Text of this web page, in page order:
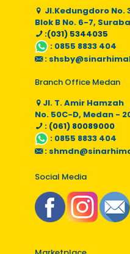
Jl.Kedungdoro No.
Blok B No. 6-7,
:(031) 5344035
: 0855 8833 404
:
Branch Office Medan
Jl. T. Amir Hamzah
No. 50C-D, Medan -
: (061) 80089000
: 0855 8833 404
:
Social Media